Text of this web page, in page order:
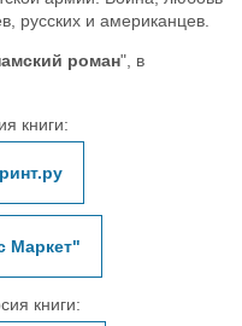
русских и американцев.
роман", в
книги:
Маркет"
книги: